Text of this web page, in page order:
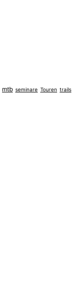
mtb seminare Touren trails